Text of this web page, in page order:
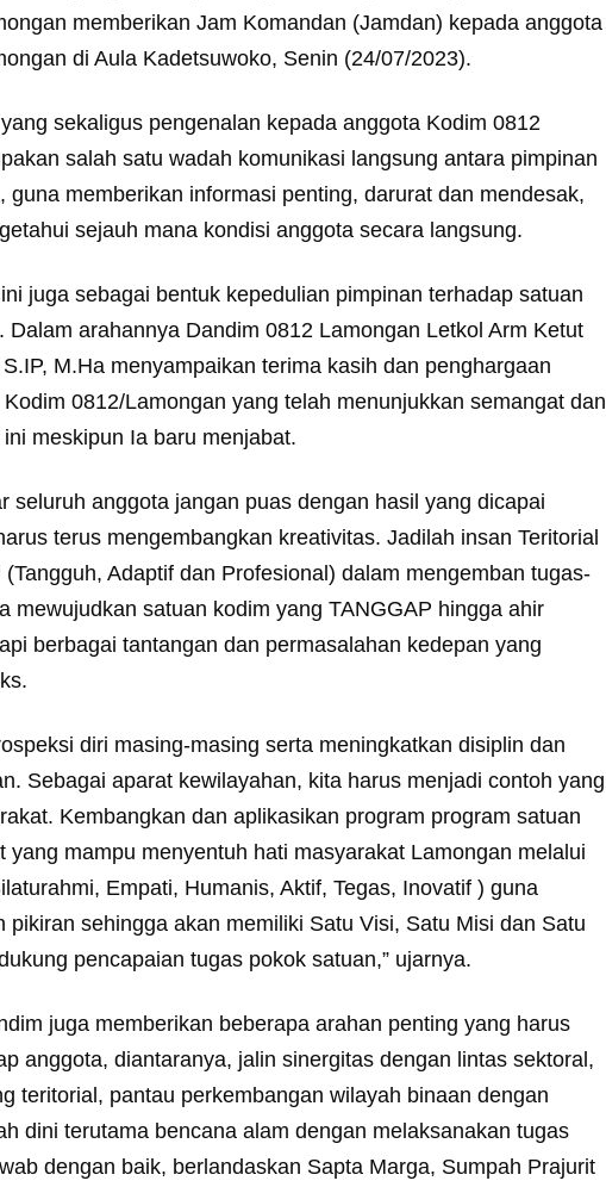
memberikan Jam Komandan (Jamdan) kepada anggota
di Aula Kadetsuwoko, Senin (24/07/2023).
sekaligus pengenalan kepada anggota Kodim 0812
salah satu wadah komunikasi langsung antara pimpinan
guna memberikan informasi penting, darurat dan mendesak,
sejauh mana kondisi anggota secara langsung.
juga sebagai bentuk kepedulian pimpinan terhadap satuan
Dalam arahannya Dandim 0812 Lamongan Letkol Arm Ketut
M.Ha menyampaikan terima kasih dan penghargaan
0812/Lamongan yang telah menunjukkan semangat dan
meskipun Ia baru menjabat.
seluruh anggota jangan puas dengan hasil yang dicapai
terus mengembangkan kreativitas. Jadilah insan Teritorial
Adaptif dan Profesional) dalam mengemban tugas-
mewujudkan satuan kodim yang TANGGAP hingga ahir
berbagai tantangan dan permasalahan kedepan yang
diri masing-masing serta meningkatkan disiplin dan
Sebagai aparat kewilayahan, kita harus menjadi contoh yang
Kembangkan dan aplikasikan program program satuan
yang mampu menyentuh hati masyarakat Lamongan melalui
Empati, Humanis, Aktif, Tegas, Inovatif ) guna
pikiran sehingga akan memiliki Satu Visi, Satu Misi dan Satu
pencapaian tugas pokok satuan,” ujarnya.
juga memberikan beberapa arahan penting yang harus
anggota, diantaranya, jalin sinergitas dengan lintas sektoral,
teritorial, pantau perkembangan wilayah binaan dengan
dini terutama bencana alam dengan melaksanakan tugas
dengan baik, berlandaskan Sapta Marga, Sumpah Prajurit